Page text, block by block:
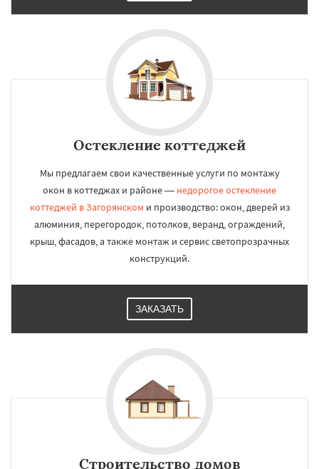
Остекление коттеджей
Мы предлагаем свои качественные услуги по монтажу
окон в коттеджах и районе — недорогое остекление
коттеджей в Загорянском и производство: окон, дверей из
алюминия, перегородок, потолков, веранд, ограждений,
крыш, фасадов, а также монтаж и сервис светопрозрачных
конструкций.
ЗАКАЗАТЬ
Строительство домов